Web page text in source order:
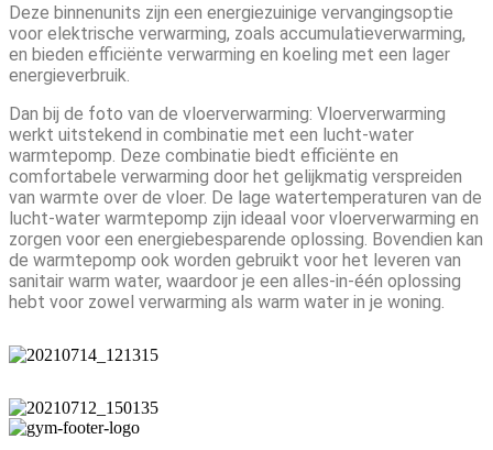
Deze binnenunits zijn een energiezuinige vervangingsoptie
voor elektrische verwarming, zoals accumulatieverwarming,
en bieden efficiënte verwarming en koeling met een lager
energieverbruik.
Dan bij de foto van de vloerverwarming: Vloerverwarming
werkt uitstekend in combinatie met een lucht-water
warmtepomp. Deze combinatie biedt efficiënte en
comfortabele verwarming door het gelijkmatig verspreiden
van warmte over de vloer. De lage watertemperaturen van de
lucht-water warmtepomp zijn ideaal voor vloerverwarming en
zorgen voor een energiebesparende oplossing. Bovendien kan
de warmtepomp ook worden gebruikt voor het leveren van
sanitair warm water, waardoor je een alles-in-één oplossing
hebt voor zowel verwarming als warm water in je woning.